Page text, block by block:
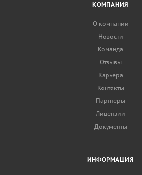
КОМПАНИЯ
О компании
Новости
Команда
Отзывы
Карьера
Контакты
Партнеры
Лицензии
Документы
ИНФОРМАЦИЯ